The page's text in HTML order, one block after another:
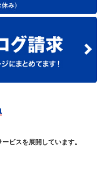
ビスを展開しています。